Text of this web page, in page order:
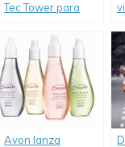
Tec Tower para
Avon lanza